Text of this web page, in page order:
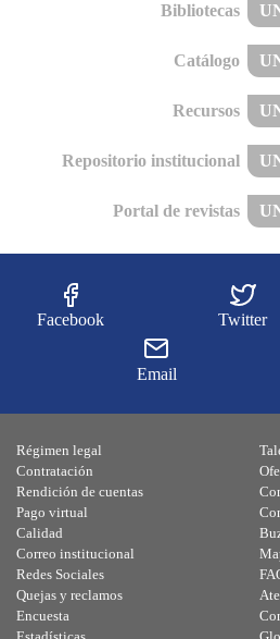
Bibliotecas
Catálogo
Recursos
Repositorio institucional
Portal de revistas
Facebook Twitter
Email
Régimen legal
Contratación
Rendición de cuentas
Pago virtual
Calidad
Correo institucional
Redes Sociales
Quejas y reclamos
Encuesta